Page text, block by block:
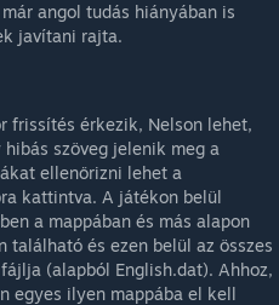
angol tudás hiányában is
javítani rajta.
frissítés érkezik, Nelson lehet,
szöveg jelenik meg a
ellenőrizni lehet a
kattintva. A játékon belül
a mappában és más alapon
található és ezen belül az összes
(alapból English.dat). Ahhoz,
egyes ilyen mappába el kell